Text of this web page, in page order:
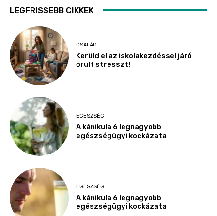
LEGFRISSEBB CIKKEK
CSALÁD
Kerüld el az iskolakezdéssel járó
őrült stresszt!
EGÉSZSÉG
A kánikula 6 legnagyobb
egészségügyi kockázata
EGÉSZSÉG
A kánikula 6 legnagyobb
egészségügyi kockázata